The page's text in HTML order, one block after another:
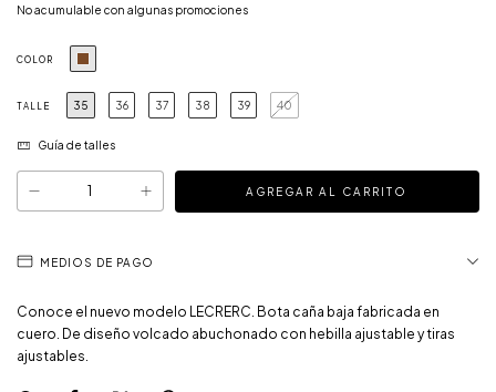
No acumulable con algunas promociones
COLOR
TALLE 35 36 37 38 39 40
Guía de talles
MEDIOS DE PAGO
Conoce el nuevo modelo LECRERC. Bota caña baja fabricada en
cuero. De diseño volcado abuchonado con hebilla ajustable y tiras
ajustables.